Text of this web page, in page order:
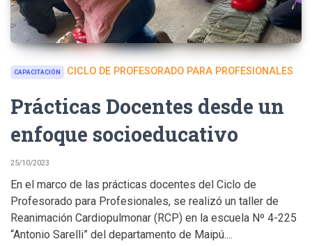
CAPACITACIÓN CICLO DE PROFESORADO PARA PROFESIONALES
Prácticas Docentes desde un
enfoque socioeducativo
25/10/2023
En el marco de las prácticas docentes del Ciclo de
Profesorado para Profesionales, se realizó un taller de
Reanimación Cardiopulmonar (RCP) en la escuela Nº 4-225
“Antonio Sarelli” del departamento de Maipú....